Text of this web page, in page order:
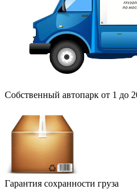
Собственный автопарк от 1 до
Гарантия сохранности груза